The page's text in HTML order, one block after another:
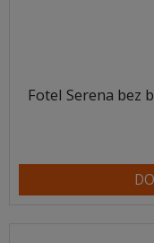
Fotel Serena bez